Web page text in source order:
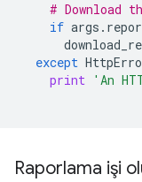
# Download
if args .
except
print 'An
Raporlama işi